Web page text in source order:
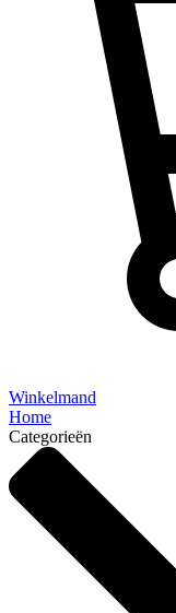
Winkelmand
Home
Categorieën